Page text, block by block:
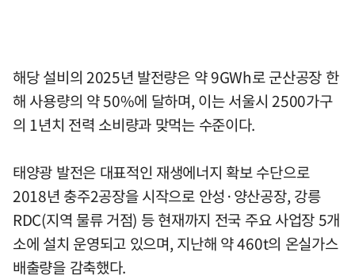
해당 설비의 2025년 발전량은 약 9GWh로 군산공장 한
해 사용량의 약 50%에 달하며, 이는 서울시 2500가구
의 1년치 전력 소비량과 맞먹는 수준이다.
태양광 발전은 대표적인 재생에너지 확보 수단으로
2018년 충주2공장을 시작으로 안성·양산공장, 강릉
RDC(지역 물류 거점) 등 현재까지 전국 주요 사업장 5개
소에 설치 운영되고 있으며, 지난해 약 460t의 온실가스
배출량을 감축했다.